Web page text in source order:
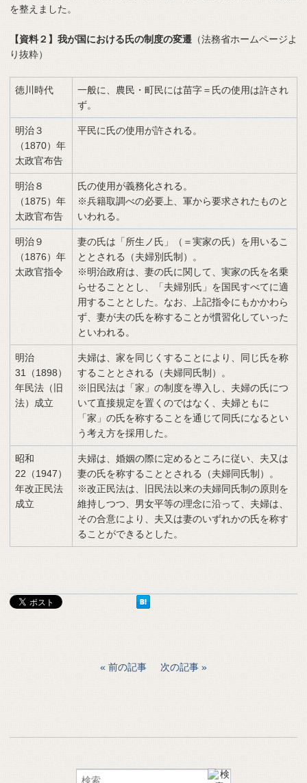
を整えました。
【資料２】我が国における氏の制度の変遷 （法務省ホームページよ
り抜粋）
徳川時代
一般に、農民・町民には苗字＝氏の使用は許され
ず。
明治３
（1870）年
太政官布告
平民に氏の使用が許される。
明治８
（1875）年
太政官布告
氏の使用が義務化される。
※兵籍取調べの必要上、軍から要求されたものと
いわれる。
明治９
（1876）年
太政官指令
妻の氏は「所生ノ氏」（＝実家の氏）を用いるこ
ととされる（夫婦別氏制）。
※明治政府は、妻の氏に関して、実家の氏を名乗
らせることとし、「夫婦別氏」を国民すべてに適
用することとした。なお、上記指令にもかかわら
ず、妻が夫の氏を称することが慣習化していった
といわれる。
明治
31（1898）
年民法（旧
法）成立
夫婦は、家を同じくすることにより、同じ氏を称
することとされる（夫婦同氏制）。
※旧民法は「家」の制度を導入し、夫婦の氏につ
いて直接規定を置くのではなく、夫婦ともに
「家」の氏を称することを通じて同氏になるとい
う考え方を採用した。
昭和
22（1947）
年改正民法
成立
夫婦は、婚姻の際に定めるところに従い、夫又は
妻の氏を称することとされる（夫婦同氏制）。
※改正民法は、旧民法以来の夫婦同氏制の原則を
維持しつつ、男女平等の理念に沿って、夫婦は、
その合意により、夫又は妻のいずれかの氏を称す
ることができるとした。
前の記事 次の記事